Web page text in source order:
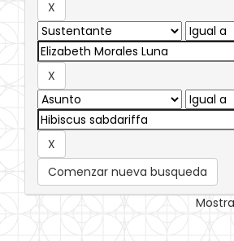
Comenzar nueva busqueda